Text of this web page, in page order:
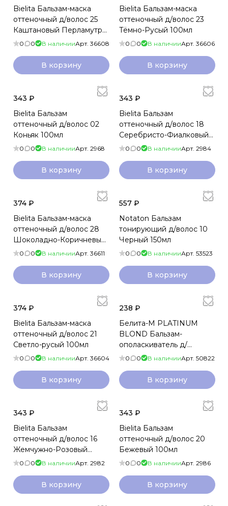
Bielita Бальзам-маска
оттеночный д/волос 25
Каштановый Перламутр
100мл
0 0 В наличииАрт. 36608
В корзину
Bielita Бальзам-маска
оттеночный д/волос 23
Тёмно-Русый 100мл
0 0 В наличииАрт. 36606
В корзину
343 ₽
Bielita Бальзам
оттеночный д/волос 02
Коньяк 100мл
0 0 В наличииАрт. 2968
В корзину
343 ₽
Bielita Бальзам
оттеночный д/волос 18
Серебристо-Фиалковый
100мл
0 0 В наличииАрт. 2984
В корзину
374 ₽
Bielita Бальзам-маска
оттеночный д/волос 28
Шоколадно-Коричневый
100мл
0 0 В наличииАрт. 36611
В корзину
557 ₽
Notaton Бальзам
тонирующий д/волос 10
Черный 150мл
0 0 В наличииАрт. 53523
В корзину
374 ₽
Bielita Бальзам-маска
оттеночный д/волос 21
Светло-русый 100мл
0 0 В наличииАрт. 36604
В корзину
238 ₽
Белита-М PLATINUM
BLOND Бальзам-
ополаскиватель д/
светлых волос ANTY-
платиной
0 0 В наличииАрт. 50822
В корзину
343 ₽
Bielita Бальзам
оттеночный д/волос 16
Жемчужно-Розовый
100мл
0 0 В наличииАрт. 2982
В корзину
343 ₽
Bielita Бальзам
оттеночный д/волос 20
Бежевый 100мл
0 0 В наличииАрт. 2986
В корзину